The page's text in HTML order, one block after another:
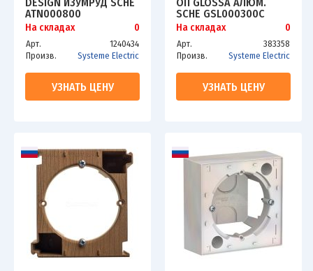
ATN000800
На складах 0
Арт.
1240434
Произв.
Systeme Electric
УЗНАТЬ ЦЕНУ
SCHE GSL000300C
На складах 0
Арт.
383358
Произв.
Systeme Electric
УЗНАТЬ ЦЕНУ